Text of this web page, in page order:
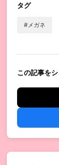
タグ
#メガネ
この記事を